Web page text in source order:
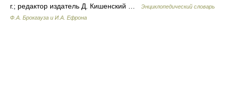
г.; редактор издатель Д. Кишенский …
Энциклопедический словарь
Ф.А. Брокгауза и И.А. Ефрона